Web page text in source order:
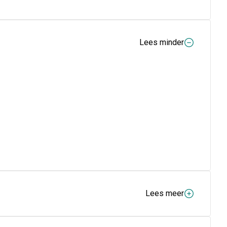
Lees minder
Lees meer